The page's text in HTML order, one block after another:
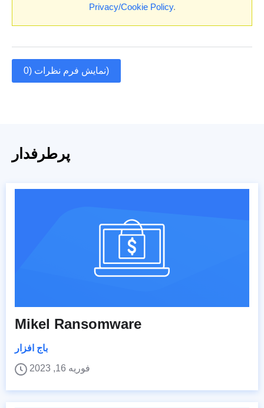
Privacy/Cookie Policy.
نمایش فرم نظرات (0)
پرطرفدار
Mikel Ransomware
باج افزار
فوریه 16, 2023